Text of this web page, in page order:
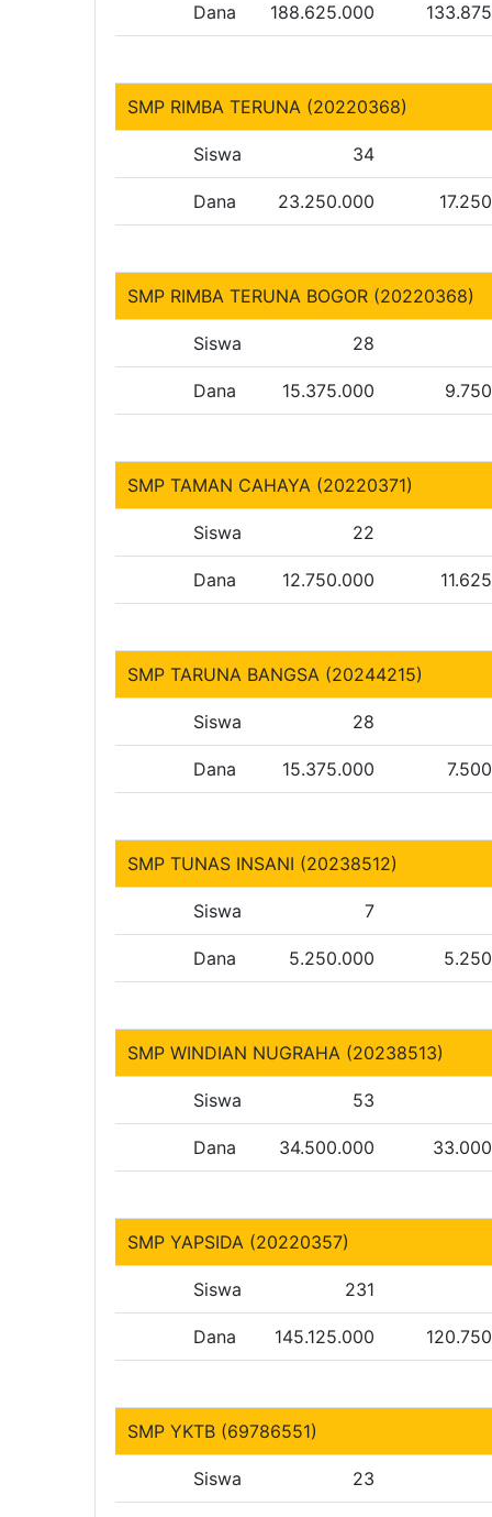
Dana 188.625.000
SMP RIMBA TERUNA (20220368)
Siswa 34
Dana 23.250.000
SMP RIMBA TERUNA BOGOR (20220368)
Siswa 28
Dana 15.375.000
SMP TAMAN CAHAYA (20220371)
Siswa 22
Dana 12.750.000
SMP TARUNA BANGSA (20244215)
Siswa 28
Dana 15.375.000
SMP TUNAS INSANI (20238512)
Siswa 7
Dana 5.250.000
SMP WINDIAN NUGRAHA (20238513)
Siswa 53
Dana 34.500.000
SMP YAPSIDA (20220357)
Siswa 231
Dana 145.125.000
SMP YKTB (69786551)
Siswa 23